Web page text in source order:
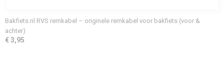
Bakfiets.nl RVS remkabel – originele remkabel voor bakfiets (voor &
achter)
€ 3,95